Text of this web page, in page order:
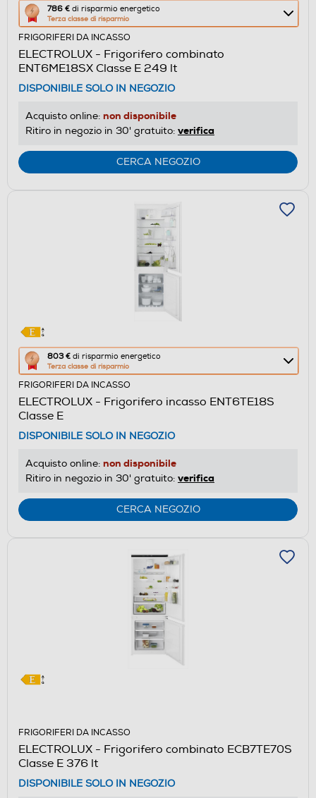
786 € di risparmio energetico
Terza classe di risparmio
Questa
azione
aprirà
il
Calcolatore
di
risparmio
energetico
Youreko.
FRIGORIFERI DA INCASSO
ELECTROLUX - Frigorifero combinato
ENT6ME18SX Classe E 249 lt
DISPONIBILE SOLO IN NEGOZIO
Acquisto online: non disponibile
Ritiro in negozio in 30' gratuito: verifica
CERCA NEGOZIO
803 € di risparmio energetico
Terza classe di risparmio
Questa
azione
aprirà
il
Calcolatore
di
risparmio
energetico
Youreko.
FRIGORIFERI DA INCASSO
ELECTROLUX - Frigorifero incasso ENT6TE18S
Classe E
DISPONIBILE SOLO IN NEGOZIO
Acquisto online: non disponibile
Ritiro in negozio in 30' gratuito: verifica
CERCA NEGOZIO
FRIGORIFERI DA INCASSO
ELECTROLUX - Frigorifero combinato ECB7TE70S
Classe E 376 lt
DISPONIBILE SOLO IN NEGOZIO